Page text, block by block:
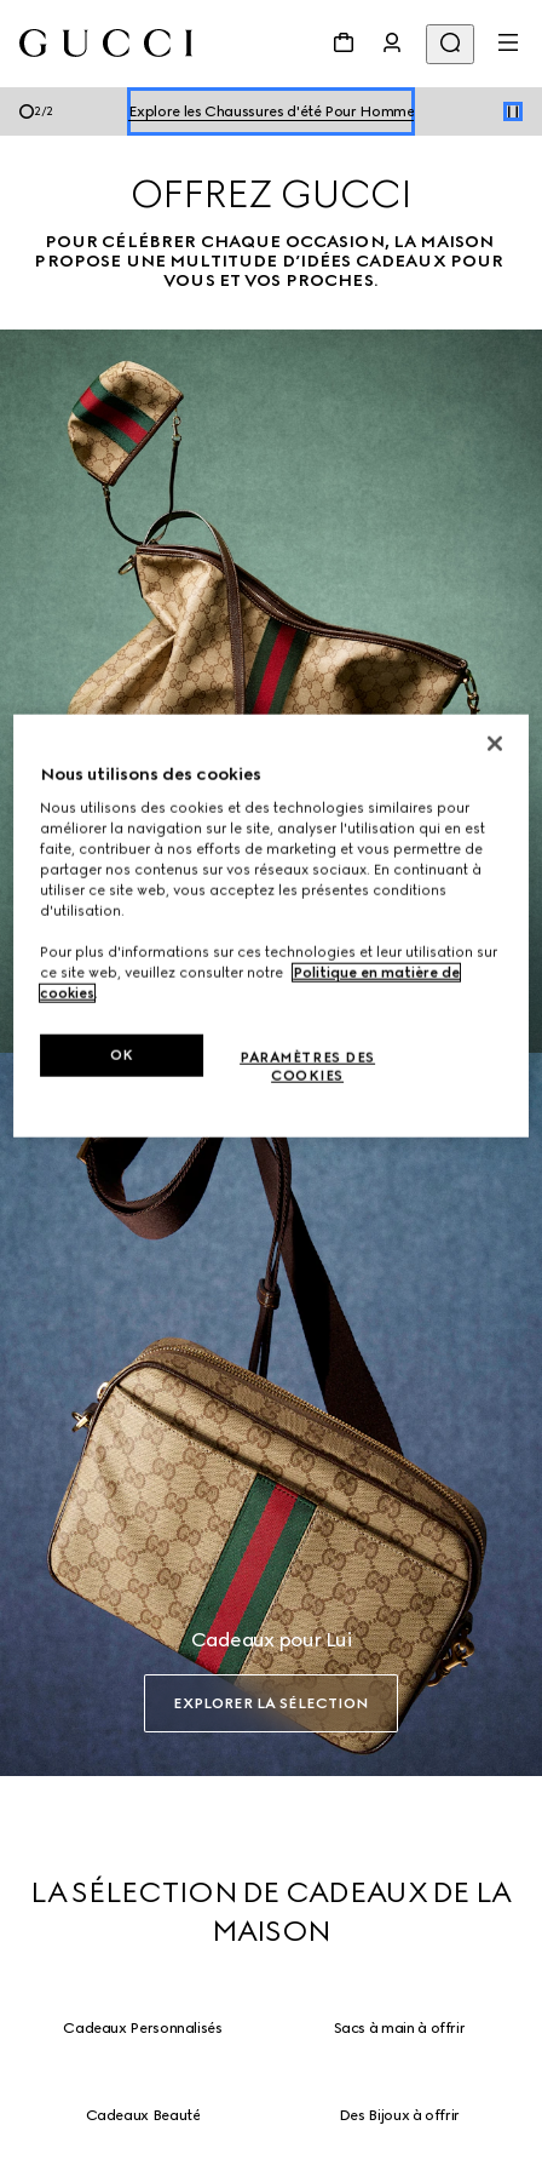
2/2 Explore les Chaussures d'été Pour Homme
OFFREZ GUCCI
POUR CÉLÉBRER CHAQUE OCCASION, LA MAISON
PROPOSE UNE MULTITUDE D’IDÉES CADEAUX POUR
VOUS ET VOS PROCHES.
EXPLORER LA SÉLECTION
Cadeaux pour Lui
EXPLORER LA SÉLECTION
LA SÉLECTION DE CADEAUX DE LA
MAISON
Cadeaux Personnalisés Sacs à main à offrir
Cadeaux Beauté Des Bijoux à offrir
Nous utilisons des cookies
Nous utilisons des cookies et des technologies similaires pour
améliorer la navigation sur le site, analyser l'utilisation qui en est
faite, contribuer à nos efforts de marketing et vous permettre de
partager nos contenus sur vos réseaux sociaux. En continuant à
utiliser ce site web, vous acceptez les présentes conditions
d'utilisation.
Pour plus d'informations sur ces technologies et leur utilisation sur
ce site web, veuillez consulter notre
Politique en matière de
cookies.
PARAMÈTRES DES
COOKIES
OK